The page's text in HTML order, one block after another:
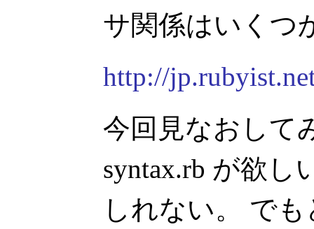
サ関係はいくつ
http://
今回見なおして
syntax.rb が欲し
しれない。 で